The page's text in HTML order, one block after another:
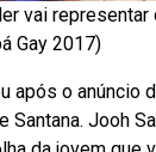
vai representar
Gay 2017)
após o anúncio
Santana. Jooh